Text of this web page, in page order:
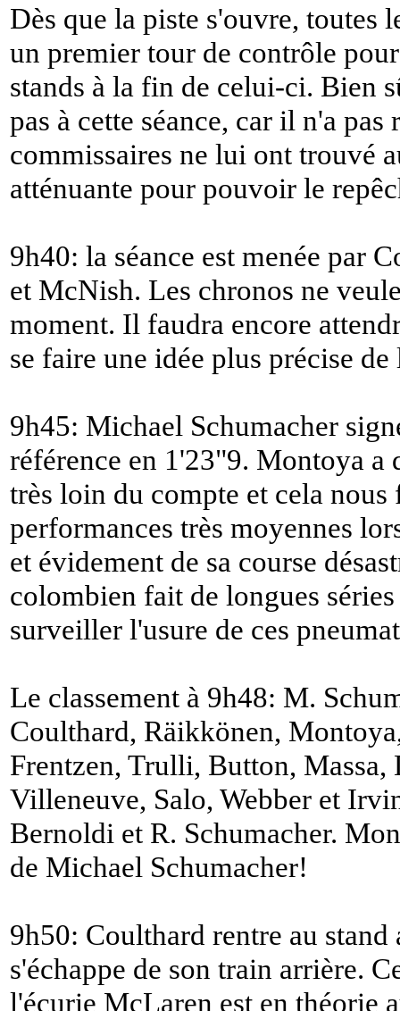
Dès que la piste s'ouvre, toutes
un premier tour de contrôle
stands à la fin de celui-ci. Bien
pas à cette séance, car il n'a
commissaires ne lui ont trouvé
atténuante pour pouvoir le
9h40: la séance est menée par
et McNish. Les chronos ne
moment. Il faudra encore
se faire une idée plus précise
9h45: Michael Schumacher
référence en 1'23"9. Montoya a
très loin du compte et cela nous
performances très moyennes
et évidement de sa course
colombien fait de longues
surveiller l'usure de ces
Le classement à 9h48: M.
Coulthard, Räikkönen,
Frentzen, Trulli, Button, Massa,
Villeneuve, Salo, Webber et
Bernoldi et R. Schumacher.
de Michael Schumacher!
9h50: Coulthard rentre au
s'échappe de son train arrière.
l'écurie McLaren est en théorie